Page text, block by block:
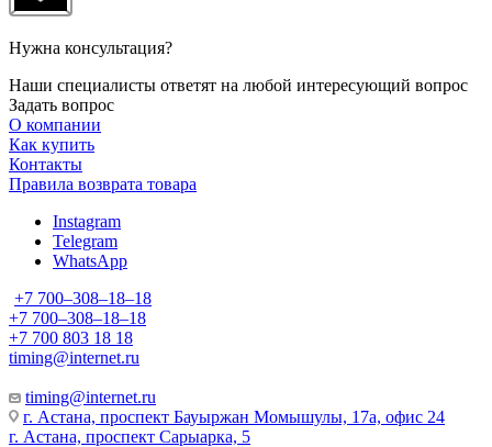
Нужна консультация?
Наши специалисты ответят на любой интересующий вопрос
Задать вопрос
О компании
Как купить
Контакты
Правила возврата товара
Instagram
Telegram
WhatsApp
+7 700‒308‒18‒18
+7 700‒308‒18‒18
+7 700 803 18 18
timing@internet.ru
timing@internet.ru
г. Астана, проспект Бауыржан Момышулы, 17а, офис 24
г. Астана, проспект Сарыарка, 5